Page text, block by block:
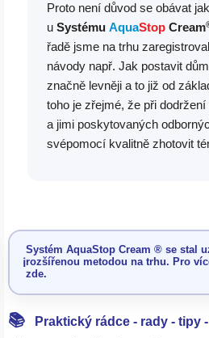
Proto není důvod se obávat
u Systému AquaStop Cream
řadě jsme na trhu
návody např. Jak postavit
značně levněji a to již od
toho je zřejmé, že při
a jimi poskytovaných
svépomocí kvalitně zhotovit
ℹ️
Systém AquaStop Cream ® se stal
rozšířenou metodou na trhu. Pro
zde.
📚 Praktický rádce - rady - tipy